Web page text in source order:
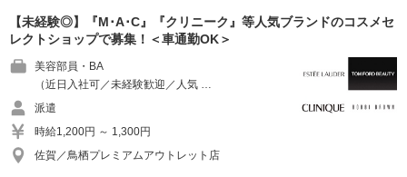
【未経験◎】『M･A･C』『クリニーク』等人気ブランドのコスメセ
レクトショップで募集！＜車通勤OK＞
美容部員・BA
（近日入社可／未経験歓迎／人気 …
派遣
時給1,200円 ～ 1,300円
佐賀／鳥栖プレミアムアウトレット店